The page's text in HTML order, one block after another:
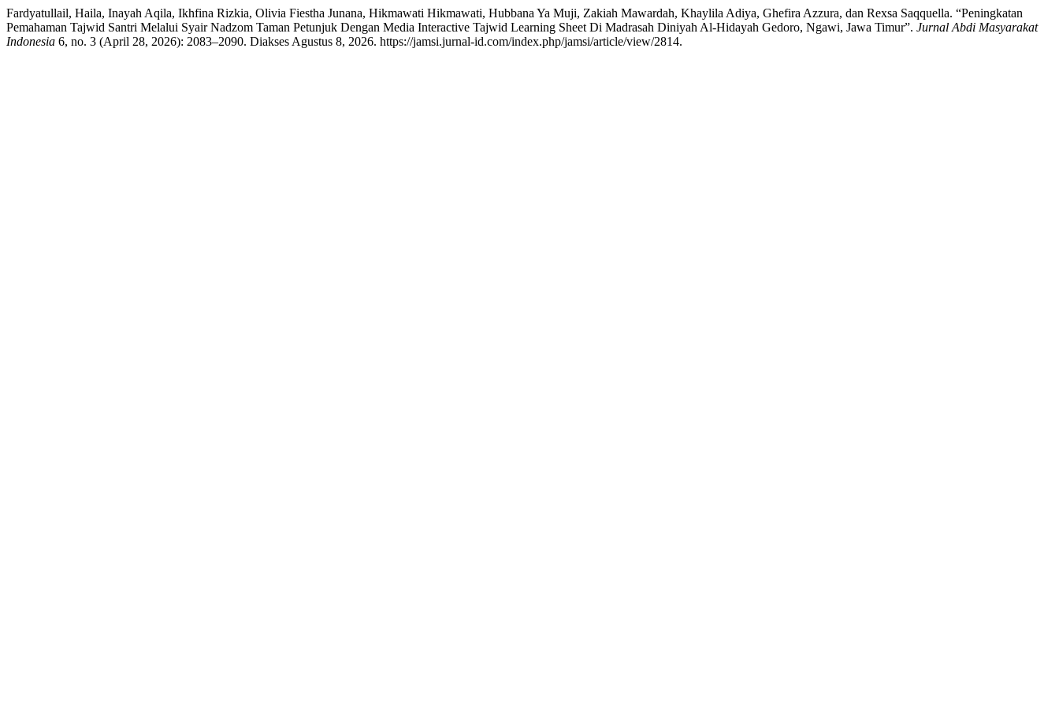
Fardyatullail, Haila, Inayah Aqila, Ikhfina Rizkia, Olivia Fiestha Junana, Hikmawati Hikmawati, Hubbana Ya Muji, Zakiah Mawardah, Khaylila Adiya, Ghefira Azzura, dan Rexsa Saqquella. “Peningkatan
Pemahaman Tajwid Santri Melalui Syair Nadzom Taman Petunjuk Dengan Media Interactive Tajwid Learning Sheet Di Madrasah Diniyah Al-Hidayah Gedoro, Ngawi, Jawa Timur”. Jurnal Abdi Masyarakat
Indonesia 6, no. 3 (April 28, 2026): 2083–2090. Diakses Agustus 8, 2026. https://jamsi.jurnal-id.com/index.php/jamsi/article/view/2814.